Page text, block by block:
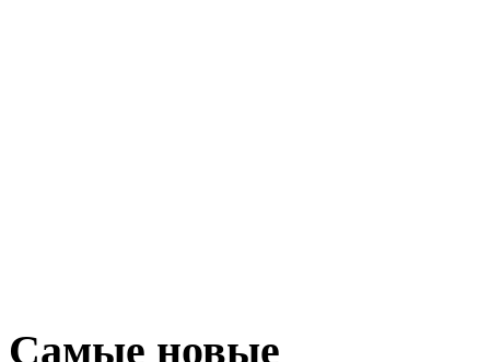
Самые новые